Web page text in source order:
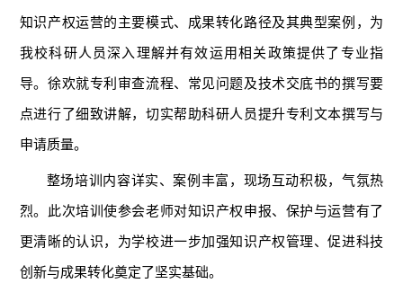
知识产权运营的主要模式、成果转化路径及其典型案例，为
我校科研人员深入理解并有效运用相关政策提供了专业指
导。徐欢就专利审查流程、常见问题及技术交底书的撰写要
点进行了细致讲解，切实帮助科研人员提升专利文本撰写与
申请质量。
整场培训内容详实、案例丰富，现场互动积极，气氛热
烈。此次培训使参会老师对知识产权申报、保护与运营有了
更清晰的认识，为学校进一步加强知识产权管理、促进科技
创新与成果转化奠定了坚实基础。